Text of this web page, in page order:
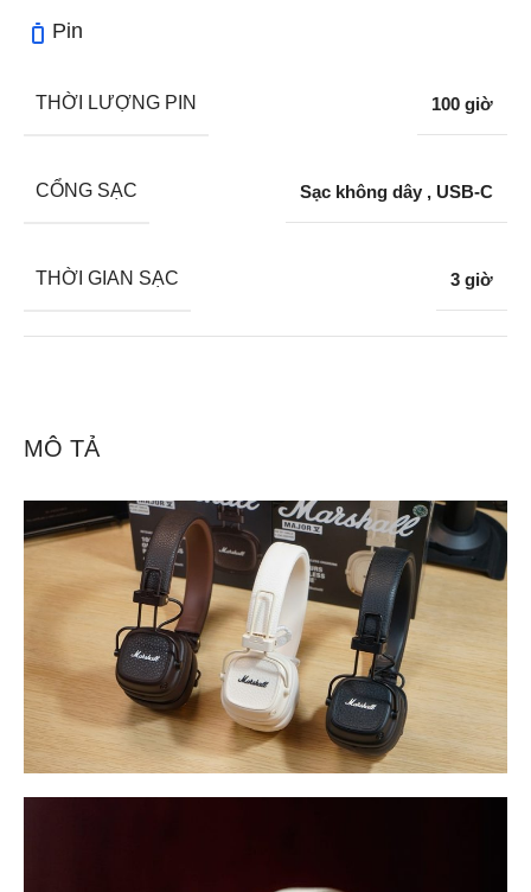
MÔ TẢ
Pin
THỜI LƯỢNG PIN 100 giờ
CỔNG SẠC Sạc không dây , USB-C
THỜI GIAN SẠC 3 giờ